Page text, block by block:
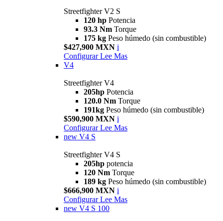
Streetfighter V2 S
120 hp Potencia
93.3 Nm Torque
175 kg Peso húmedo (sin combustible)
$427,900 MXN i
Configurar Lee Mas
V4
Streetfighter V4
205hp Potencia
120.0 Nm Torque
191kg Peso húmedo (sin combustible)
$590,900 MXN i
Configurar Lee Mas
new V4 S
Streetfighter V4 S
205hp potencia
120 Nm Torque
189 kg Peso húmedo (sin combustible)
$666,900 MXN i
Configurar Lee Mas
new V4 S 100